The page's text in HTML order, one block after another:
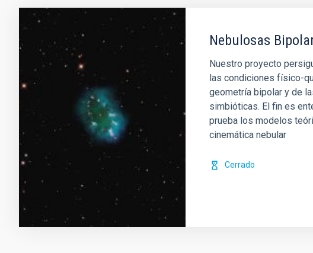
Nebulosas
Nuestro proyecto
las condiciones físico-
geometría bipolar y de
simbióticas. El fin es
prueba los modelos
cinemática nebular
Cerrado